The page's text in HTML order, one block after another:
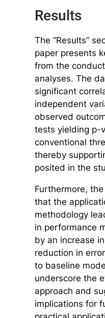
Results
The “Results”
paper presents
from the
analyses. The
significant
independent
observed
tests yielding p-
conventional
thereby
posited in the
Furthermore,
that the
methodology
in performance
by an increase
reduction in
to baseline
underscore the
approach and
implications for